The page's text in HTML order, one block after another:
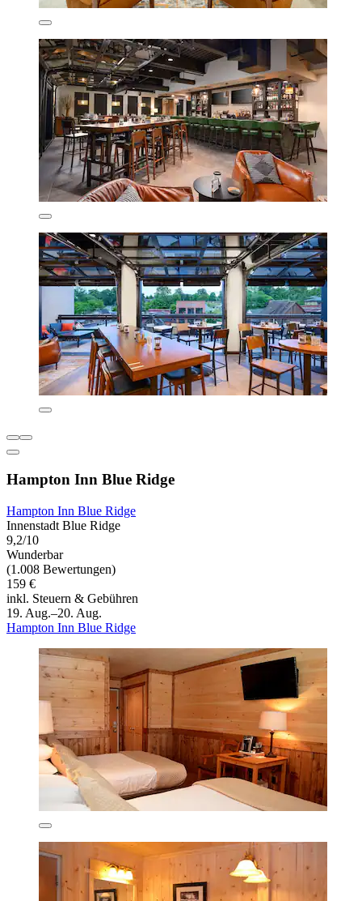
Hampton Inn Blue Ridge
Hampton Inn Blue Ridge
Innenstadt Blue Ridge
9,2/10
Wunderbar
(1.008 Bewertungen)
159 €
inkl. Steuern & Gebühren
19. Aug.–20. Aug.
Hampton Inn Blue Ridge